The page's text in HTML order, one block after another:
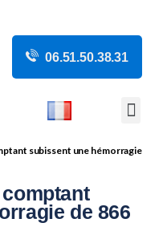
06.51.50.38.31
subissent une hémorragie
de 866